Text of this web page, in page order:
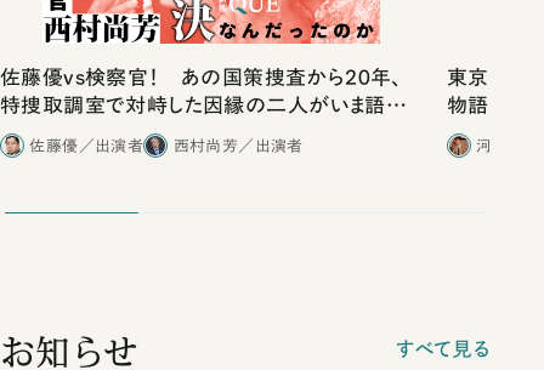
佐藤優vs検察官！ あの国策捜査から20年、
特捜取調室で対峙した因縁の二人がいま語り
合ったこと
佐藤優／出演者 西村尚芳／出演者
東京は都
物語」に
河野有
お知らせ すべて見る